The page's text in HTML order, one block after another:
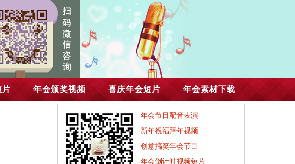
片 年会颁奖视频 喜庆年会短片 年会素材下载
年会节目配音表演
新年祝福拜年视频
创意搞笑年会节目
年会倒计时视频短片